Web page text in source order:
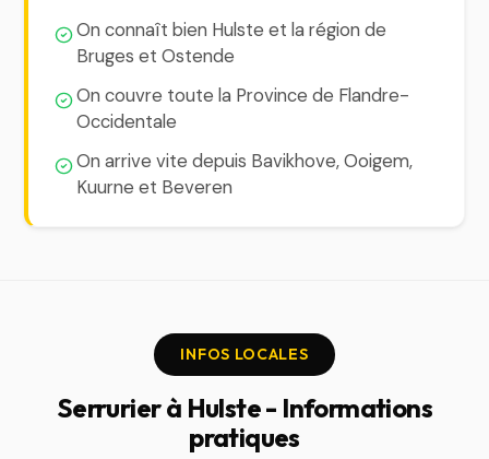
On connaît bien Hulste et la région de
Bruges et Ostende
On couvre toute la Province de Flandre-
Occidentale
On arrive vite depuis Bavikhove, Ooigem,
Kuurne et Beveren
INFOS LOCALES
Serrurier à Hulste - Informations
pratiques